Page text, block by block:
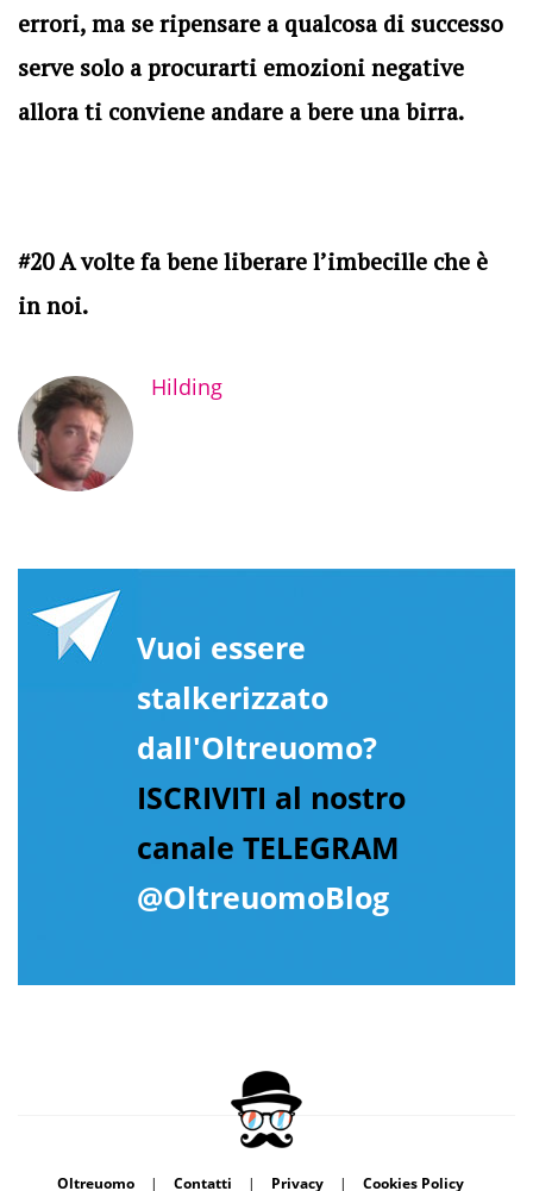
errori, ma se ripensare a qualcosa di successo
serve solo a procurarti emozioni negative
allora ti conviene andare a bere una birra.
#20 A volte fa bene liberare l’imbecille che è
in noi.
Hilding
Vuoi essere
stalkerizzato
dall'Oltreuomo?
ISCRIVITI al nostro
canale TELEGRAM
@OltreuomoBlog
Oltreuomo | Contatti | Privacy | Cookies Policy